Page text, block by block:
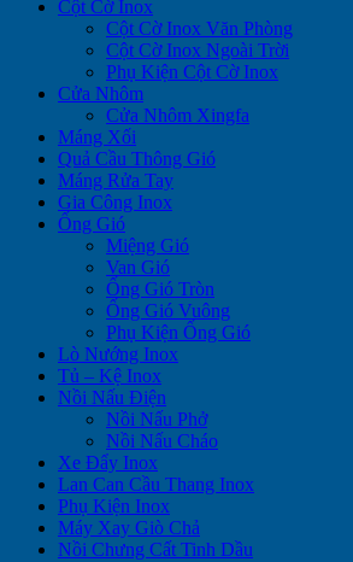
Cột Cờ Inox
Cột Cờ Inox Văn Phòng
Cột Cờ Inox Ngoài Trời
Phụ Kiện Cột Cờ Inox
Cửa Nhôm
Cửa Nhôm Xingfa
Máng Xối
Quả Cầu Thông Gió
Máng Rửa Tay
Gia Công Inox
Ống Gió
Miệng Gió
Van Gió
Ống Gió Tròn
Ống Gió Vuông
Phụ Kiện Ống Gió
Lò Nướng Inox
Tủ – Kệ Inox
Nồi Nấu Điện
Nồi Nấu Phở
Nồi Nấu Cháo
Xe Đẩy Inox
Lan Can Cầu Thang Inox
Phụ Kiện Inox
Máy Xay Giò Chả
Nồi Chưng Cất Tinh Dầu